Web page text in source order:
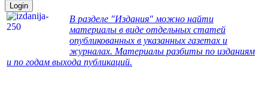
В разделе "Издания" можно найти
материалы в виде отдельных статей
опубликованных в указанных газетах и
журналах. Материалы разбиты по изданиям
и по годам выхода публикаций.